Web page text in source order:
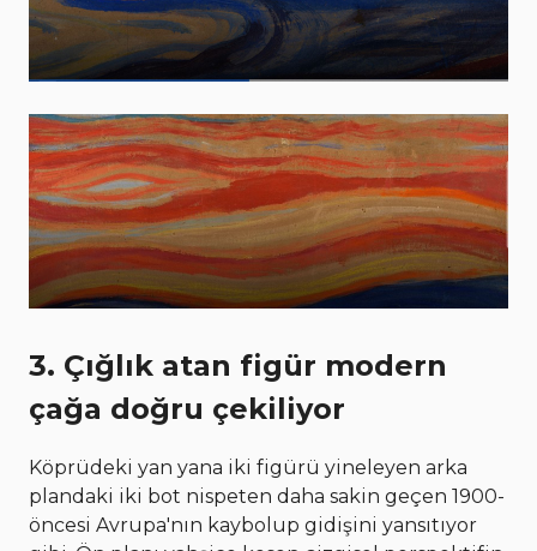
3. Çığlık atan figür modern
çağa doğru çekiliyor
Köprüdeki yan yana iki figürü yineleyen arka
plandaki iki bot nispeten daha sakin geçen 1900-
öncesi Avrupa'nın kaybolup gidişini yansıtıyor